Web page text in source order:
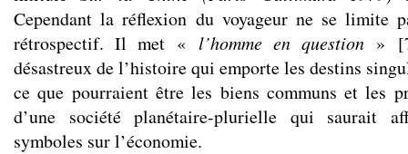
Cependant la réflexion du voyageur ne se limite
rétrospectif. Il met « l’homme en question» [
désastreux de l’histoire qui emporte les destins
ce que pourraient être les biens communs et les
d’une société planétaire-plurielle qui saurait
symboles sur l’économie.